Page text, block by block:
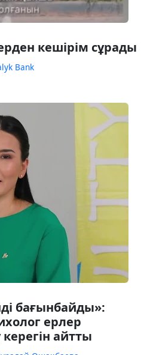
кешірім сұрады
Bank
бағынбайды»:
ерлер
айтты